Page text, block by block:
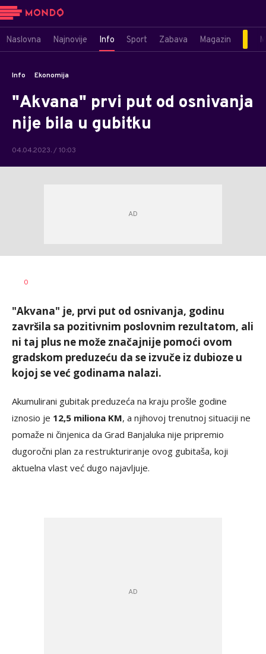
Naslovna Najnovije Info Sport Zabava Magazin
Info Ekonomija
"Akvana" prvi put od osnivanja
nije bila u gubitku
04.04.2023. / 10:03
AUTOR
0
"Akvana" je, prvi put od osnivanja, godinu
završila sa pozitivnim poslovnim rezultatom, ali
ni taj plus ne može značajnije pomoći ovom
gradskom preduzeću da se izvuče iz dubioze u
kojoj se već godinama nalazi.
Akumulirani gubitak preduzeća na kraju prošle godine
iznosio je 12,5 miliona KM, a njihovoj trenutnoj situaciji ne
pomaže ni činjenica da Grad Banjaluka nije pripremio
dugoročni plan za restrukturiranje ovog gubitaša, koji
aktuelna vlast već dugo najavljuje.